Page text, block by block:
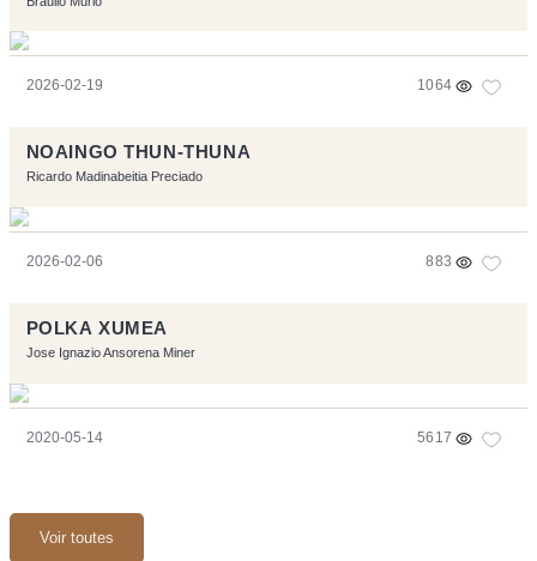
2026-02-19 1064
NOAINGO THUN-THUNA
Ricardo Madinabeitia Preciado
2026-02-06 883
POLKA XUMEA
Jose Ignazio Ansorena Miner
2020-05-14 5617
Voir toutes